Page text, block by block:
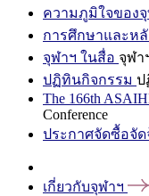
ความภูมิใจของ
การศึกษาและห
จุฬาฯ ในสื่อ จุฬา
ปฏิทินกิจกรรม ป
The 166th
Conference
ประกาศจัดซื้อจัด
เกี่ยวกับจุฬาฯ